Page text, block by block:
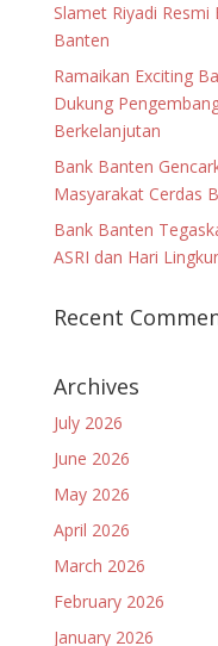
Slamet Riyadi
Banten
Ramaikan Exciting
Dukung
Berkelanjutan
Bank Banten
Masyarakat Cerdas
Bank Banten
ASRI dan Hari
Recent
Archives
July 2026
June 2026
May 2026
April 2026
March 2026
February 2026
January 2026